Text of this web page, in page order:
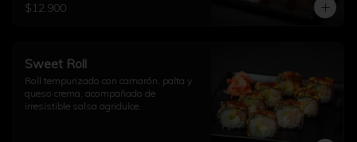
$12.900
Sweet Roll
Roll tempurizado con camarón, palta y
queso crema, acompañado de
irresistible salsa agridulce.